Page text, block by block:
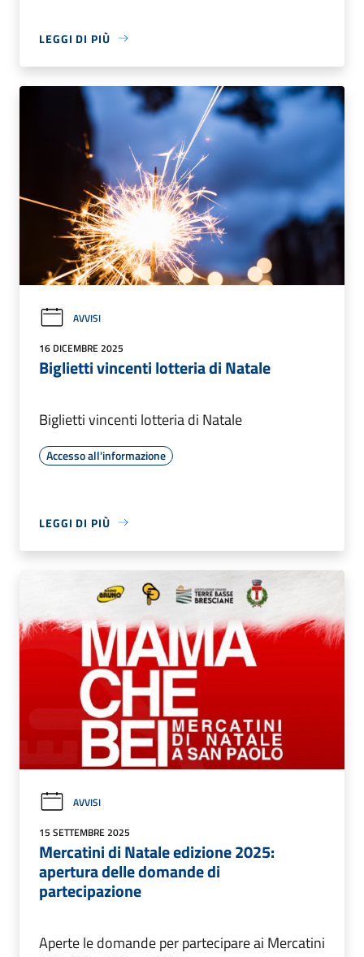
LEGGI DI PIÙ
AVVISI
16 DICEMBRE 2025
Biglietti vincenti lotteria di Natale
Biglietti vincenti lotteria di Natale
Accesso all'informazione
LEGGI DI PIÙ
AVVISI
15 SETTEMBRE 2025
Mercatini di Natale edizione 2025:
apertura delle domande di
partecipazione
Aperte le domande per partecipare ai Mercatini